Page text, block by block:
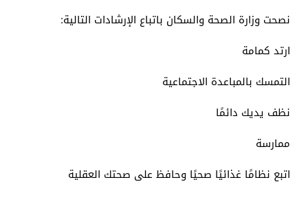
نصحت وزارة الصحة والسكان باتباع الإرشادات التالية:
ارتد كمامة
التمسك بالمباعدة الاجتماعية
نظف يديك دائمًا
ممارسة
اتبع نظامًا غذائيًا صحيًا وحافظ على صحتك العقلية